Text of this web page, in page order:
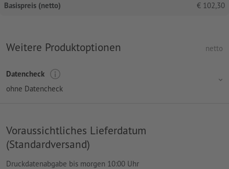
Basispreis (netto) € 102,30
Weitere Produktoptionen netto
Datencheck
ohne Datencheck
Voraussichtliches Lieferdatum
(Standardversand)
Druckdatenabgabe bis morgen 10:00 Uhr